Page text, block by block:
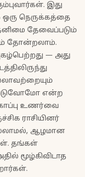
இது
நெருக்கத்தை
தேவைப்படும்
தோன்றலாம்.
— அது
என்ற
உணர்வை
ராசியினர்
ஆழமான
தங்கள்
மூழ்கிவிடாத